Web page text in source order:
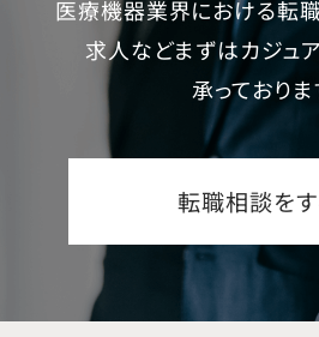
医療機器業界における転
求人などまずはカジュ
承っておりま
転職相談を